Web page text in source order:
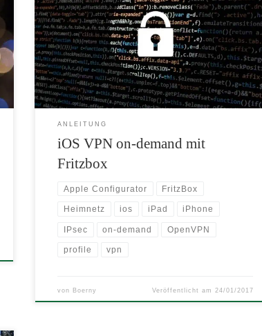
iPhones/iPads für VPN on-demand. Durch VPN on-
demand wird für jede Anwendung automatisch eine
VPN Verbindung geöffnet, sobald auf einen Server im
Heimnetz zugegriffen wird. So erspart man sich das
manuelle Aktivieren der VPN Verbindung.
ANLEITUNG
iOS VPN on-demand mit
Fritzbox
Apple Configurator FritzBox
Heimnetz ios iPad iPhone
IPsec on-demand OpenVPN
profile vpn
von Boerny Veröffentlicht am 24/01/2017